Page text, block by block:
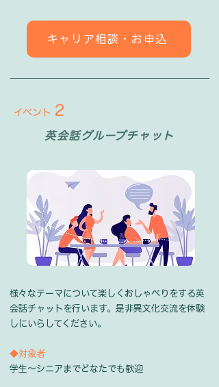
キャリア相談・お申込
イベント 2
英会話グループチャット
様々なテーマについて楽しくおしゃべりをする英
会話チャットを行います。是非異文化交流を体験
しにいらしてください。
◆対象者
学生〜シニアまでどなたでも歓迎